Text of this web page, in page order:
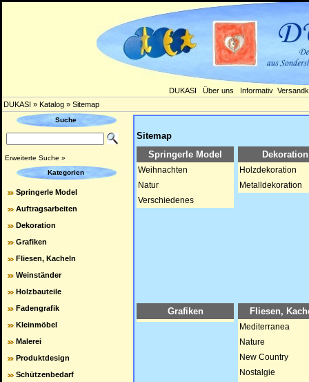
DUKASI Über uns Informativ
DUKASI » Katalog » Sitemap
Suche
Erweiterte Suche »
Kategorien
Springerle Model
Auftragsarbeiten
Dekoration
Grafiken
Fliesen, Kacheln
Weinständer
Holzbauteile
Fadengrafik
Kleinmöbel
Malerei
Produktdesign
Schützenbedarf
Sitemap
Springerle Model
Weihnachten
Natur
Verschiedenes
Dekoration
Holzdekoration
Metalldekoration
Grafiken Fliesen,
Mediterranea
Nature
New Country
Nostalgie